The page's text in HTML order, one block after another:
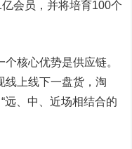
会员，并将培育100个
核心优势是供应链。
线上线下一盘货，淘
远、中、近场相结合的